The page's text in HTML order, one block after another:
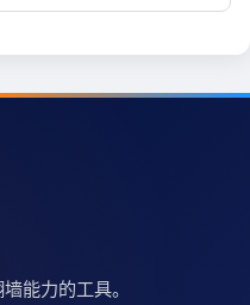
能力的工具。